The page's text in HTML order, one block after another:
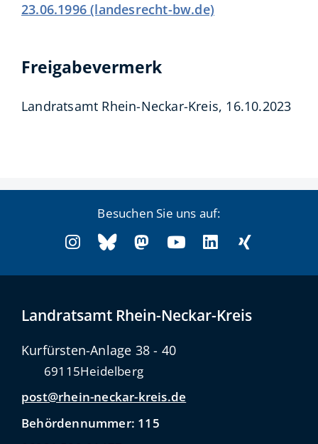
23.06.1996 (landesrecht-bw.de)
Freigabevermerk
Landratsamt Rhein-Neckar-Kreis, 16.10.2023
Besuchen Sie uns auf:
Landratsamt Rhein-Neckar-Kreis
Kurfürsten-Anlage 38 - 40
69115Heidelberg
post@rhein-neckar-kreis.de
Behördennummer: 115